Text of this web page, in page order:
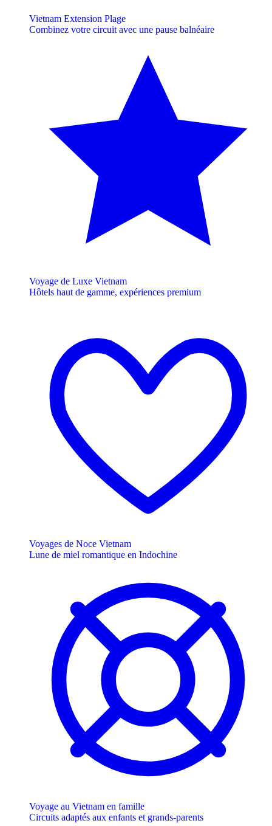
Vietnam Extension Plage
Combinez votre circuit avec une pause balnéaire
Voyage de Luxe Vietnam
Hôtels haut de gamme, expériences premium
Voyages de Noce Vietnam
Lune de miel romantique en Indochine
Voyage au Vietnam en famille
Circuits adaptés aux enfants et grands-parents